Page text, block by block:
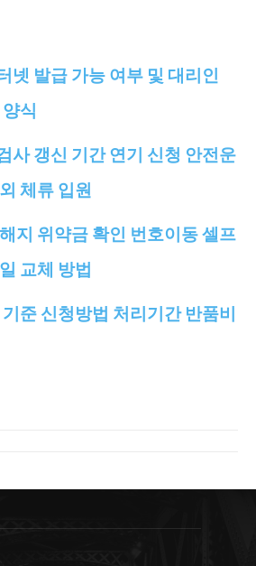
넷 발급 가능 여부 및 대리인
식
사 갱신 기간 연기 신청 안전운
체류 입원
지 위약금 확인 번호이동 셀프
교체 방법
준 신청방법 처리기간 반품비